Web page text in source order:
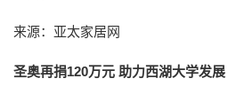
来源：亚太家居网
圣奥再捐120万元 助力西湖大学发展